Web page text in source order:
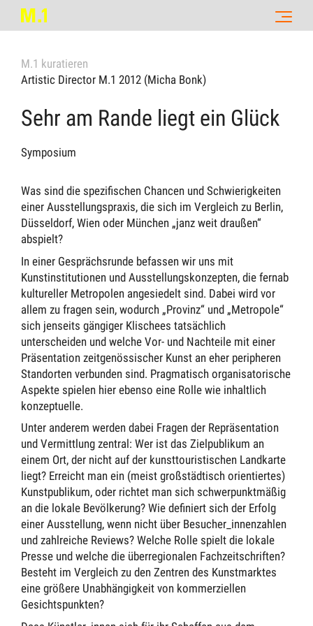
M.1 kuratieren
Artistic Director M.1 2012 (Micha Bonk)
Sehr am Rande liegt ein Glück
Symposium
Was sind die spezifischen Chancen und Schwierigkeiten
einer Ausstellungspraxis, die sich im Vergleich zu Berlin,
Düsseldorf, Wien oder München „janz weit draußen“
abspielt?
In einer Gesprächsrunde befassen wir uns mit
Kunstinstitutionen und Ausstellungskonzepten, die fernab
kultureller Metropolen angesiedelt sind. Dabei wird vor
allem zu fragen sein, wodurch „Provinz“ und „Metropole“
sich jenseits gängiger Klischees tatsächlich
unterscheiden und welche Vor- und Nachteile mit einer
Präsentation zeitgenössischer Kunst an eher peripheren
Standorten verbunden sind. Pragmatisch organisatorische
Aspekte spielen hier ebenso eine Rolle wie inhaltlich
konzeptuelle.
Unter anderem werden dabei Fragen der Repräsentation
und Vermittlung zentral: Wer ist das Zielpublikum an
einem Ort, der nicht auf der kunsttouristischen Landkarte
liegt? Erreicht man ein (meist großstädtisch orientiertes)
Kunstpublikum, oder richtet man sich schwerpunktmäßig
an die lokale Bevölkerung? Wie definiert sich der Erfolg
einer Ausstellung, wenn nicht über Besucher_innenzahlen
und zahlreiche Reviews? Welche Rolle spielt die lokale
Presse und welche die überregionalen Fachzeitschriften?
Besteht im Vergleich zu den Zentren des Kunstmarktes
eine größere Unabhängigkeit von kommerziellen
Gesichtspunkten?